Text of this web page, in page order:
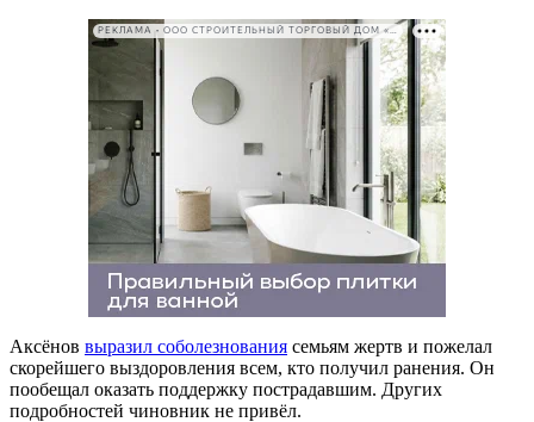
РЕКЛАМА • ООО СТРОИТЕЛЬНЫЙ ТОРГОВЫЙ ДОМ «ПЕТРОВИЧ». ИНН: 7802348846
Аксёнов выразил соболезнования семьям жертв и пожелал
скорейшего выздоровления всем, кто получил ранения. Он
пообещал оказать поддержку пострадавшим. Других
подробностей чиновник не привёл.